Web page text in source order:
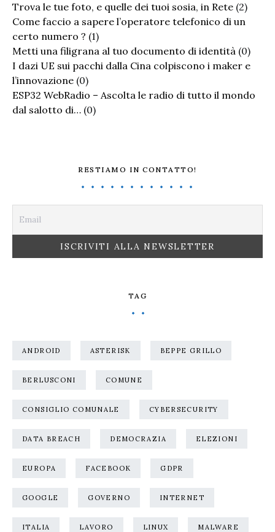
Trova le tue foto, e quelle dei tuoi sosia, in Rete (2)
Come faccio a sapere l’operatore telefonico di un
certo numero ? (1)
Metti una filigrana al tuo documento di identità (0)
I dazi UE sui pacchi dalla Cina colpiscono i maker e
l’innovazione (0)
ESP32 WebRadio – Ascolta le radio di tutto il mondo
dal salotto di… (0)
RESTIAMO IN CONTATTO!
TAG
ANDROID ASTERISK BEPPE GRILLO
BERLUSCONI COMUNE
CONSIGLIO COMUNALE CYBERSECURITY
DATA BREACH DEMOCRAZIA ELEZIONI
EUROPA FACEBOOK GDPR
GOOGLE GOVERNO INTERNET
ITALIA LAVORO LINUX MALWARE